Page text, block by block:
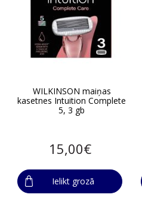
WILKINSON maiņas
kasetnes Intuition Complete
5, 3 gb
15,00€
Ielikt grozā